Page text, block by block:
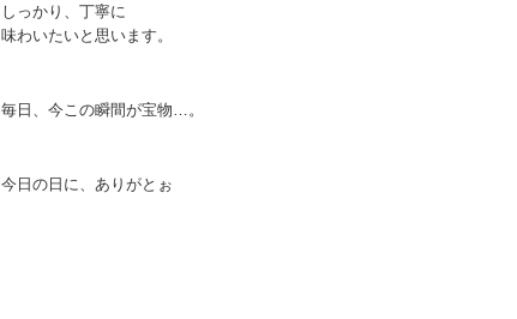
しっかり、丁寧に
味わいたいと思います。
毎日、今この瞬間が宝物…。
今日の日に、ありがとぉ